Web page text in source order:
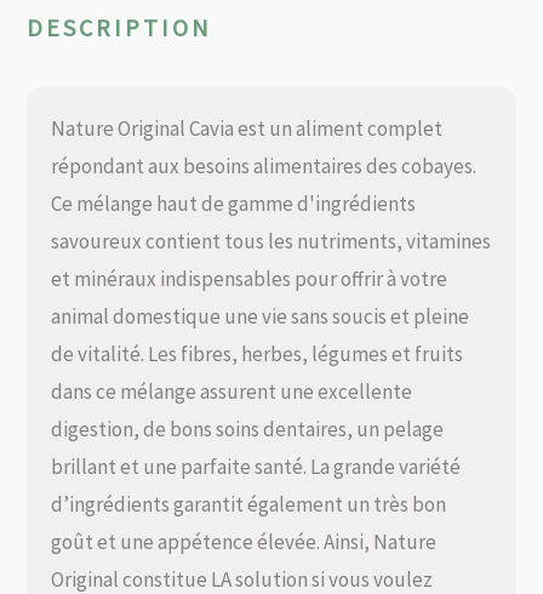
DESCRIPTION
Nature Original Cavia est un aliment complet
répondant aux besoins alimentaires des cobayes.
Ce mélange haut de gamme d'ingrédients
savoureux contient tous les nutriments, vitamines
et minéraux indispensables pour offrir à votre
animal domestique une vie sans soucis et pleine
de vitalité. Les fibres, herbes, légumes et fruits
dans ce mélange assurent une excellente
digestion, de bons soins dentaires, un pelage
brillant et une parfaite santé. La grande variété
d’ingrédients garantit également un très bon
goût et une appétence élevée. Ainsi, Nature
Original constitue LA solution si vous voulez